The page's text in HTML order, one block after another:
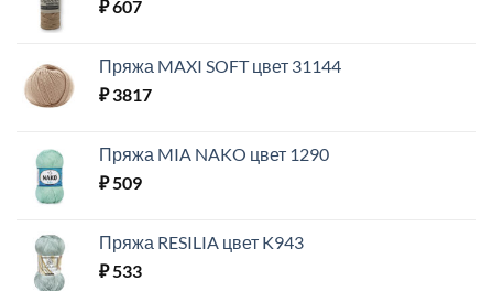
₽607
Пряжа MAXI SOFT цвет 31144
₽3817
Пряжа MIA NAKO цвет 1290
₽509
Пряжа RESILIA цвет K943
₽533